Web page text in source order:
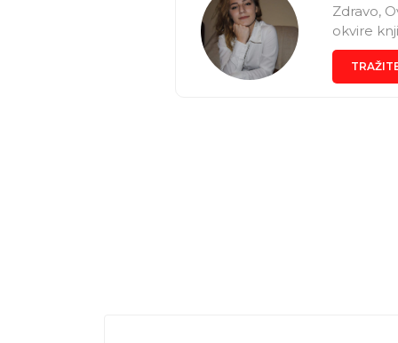
Zdravo,
okvire